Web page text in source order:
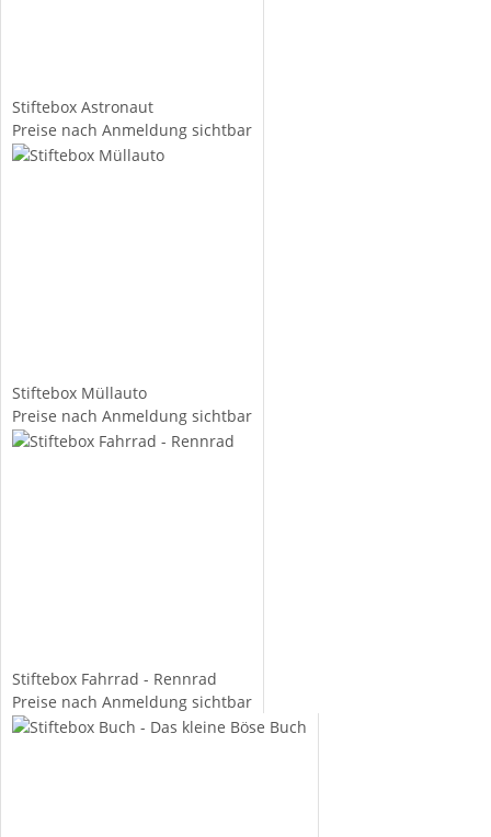
Stiftebox Astronaut
Preise nach Anmeldung sichtbar
Stiftebox Müllauto
Preise nach Anmeldung sichtbar
Stiftebox Fahrrad - Rennrad
Preise nach Anmeldung sichtbar